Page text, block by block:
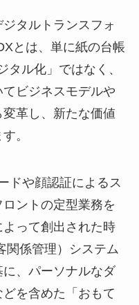
タルトランスフォ
とは、単に紙の台帳
タル化」ではなく、
ビジネスモデルや
革し、新たな価値
。
ドや顔認証によるス
ントの定型業務を
って創出された時
関係管理）システム
、パーソナルなダ
を含めた「おもて